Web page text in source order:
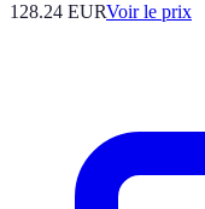
128.24 EURVoir le prix